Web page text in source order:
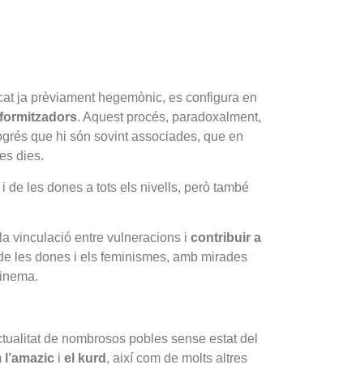
ja prèviament hegemònic, es configura en
. Aquest procés, paradoxalment,
que hi són sovint associades, que en
dies.
de les dones a tots els nivells, però també
vinculació entre vulneracions i contribuir a
les dones i els feminismes, amb mirades
de nombrosos pobles sense estat del
l’amazic i el kurd , així com de molts altres